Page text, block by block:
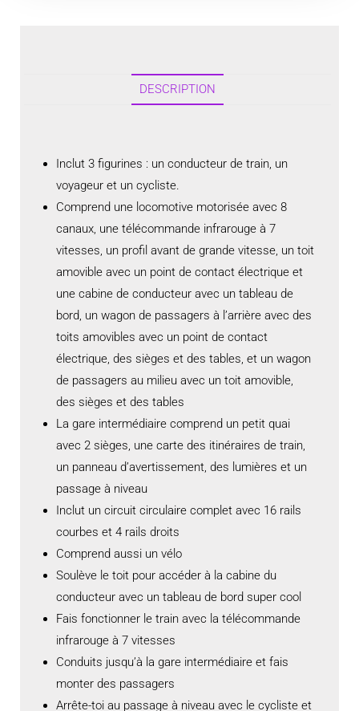
DESCRIPTION
Inclut 3 figurines : un conducteur de train, un
voyageur et un cycliste.
Comprend une locomotive motorisée avec 8
canaux, une télécommande infrarouge à 7
vitesses, un profil avant de grande vitesse, un toit
amovible avec un point de contact électrique et
une cabine de conducteur avec un tableau de
bord, un wagon de passagers à l’arrière avec des
toits amovibles avec un point de contact
électrique, des sièges et des tables, et un wagon
de passagers au milieu avec un toit amovible,
des sièges et des tables
La gare intermédiaire comprend un petit quai
avec 2 sièges, une carte des itinéraires de train,
un panneau d’avertissement, des lumières et un
passage à niveau
Inclut un circuit circulaire complet avec 16 rails
courbes et 4 rails droits
Comprend aussi un vélo
Soulève le toit pour accéder à la cabine du
conducteur avec un tableau de bord super cool
Fais fonctionner le train avec la télécommande
infrarouge à 7 vitesses
Conduits jusqu’à la gare intermédiaire et fais
monter des passagers
Arrête-toi au passage à niveau avec le cycliste et